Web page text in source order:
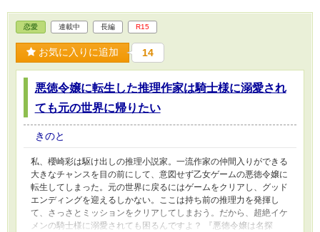
恋愛 連載中 長編 R15
お気に入りに追加 14
悪徳令嬢に転生した推理作家は騎士様に溺愛され
ても元の世界に帰りたい
きのと
私、櫻崎彩は駆け出しの推理小説家。一流作家の仲間入りができる
大きなチャンスを目の前にして、意図せず乙女ゲームの悪徳令嬢に
転生してしまった。元の世界に戻るにはゲームをクリアし、グッド
エンディングを迎えるしかない。ここは持ち前の推理力を発揮し
て、さっさとミッションをクリアしてしまおう。だから、超絶イケ
メンの騎士様に溺愛されても困るんですよ？ 『悪徳令嬢は名探